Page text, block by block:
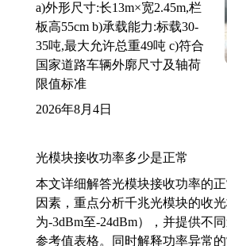
a)外形尺寸:长13m×宽2.45m,栏
板高55cm b)承载能力:标载30-
35吨,最大允许总重49吨 c)符合
国家道路车辆外廓尺寸及轴荷
限值标准
2026年8月4日
光模块接收功率多少是正常
本文详细解答光模块接收功率的
因素，重点分析千兆光模块的收
为-3dBm至-24dBm），并提供不
参考值表格。同时解释功率异常